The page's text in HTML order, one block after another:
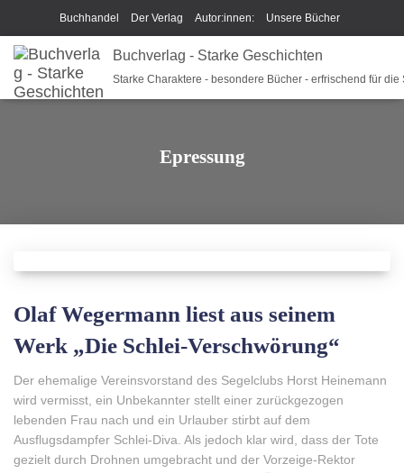
Buchhandel Der Verlag Autor:innen: Unsere Bücher
Ich beschreibe Dir mein Buch Shop Team News
Unsere Philosophie
Sparkys Fan-Shop Schreib Beethoven!
Buchverlag - Starke Geschichten
Starke Charaktere - besondere Bücher - erfrischend für die
Epressung
Olaf Wegermann liest aus seinem
Werk „Die Schlei-Verschwörung“
Der ehemalige Vereinsvorstand des Segelclubs Horst Heinemann
wird vermisst, ein Unbekannter stellt einer zurückgezogen
lebenden Frau nach und ein Urlauber stirbt auf dem
Ausflugsdampfer Schlei-Diva. Als jedoch klar wird, dass der Tote
gezielt durch Drohnen umgebracht und der Vorzeige-Rektor